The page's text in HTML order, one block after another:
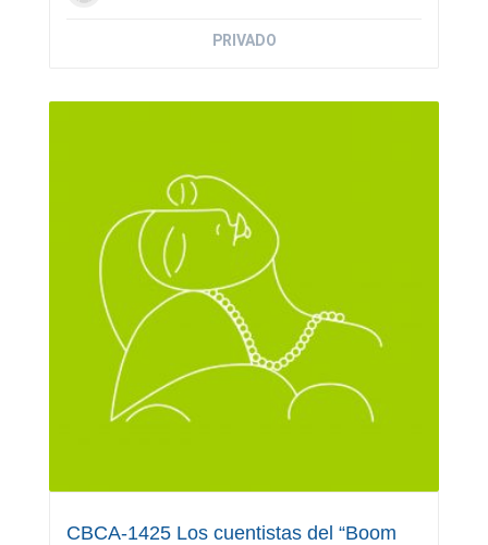
PRIVADO
CBCA-1425 Los cuentistas del “Boom